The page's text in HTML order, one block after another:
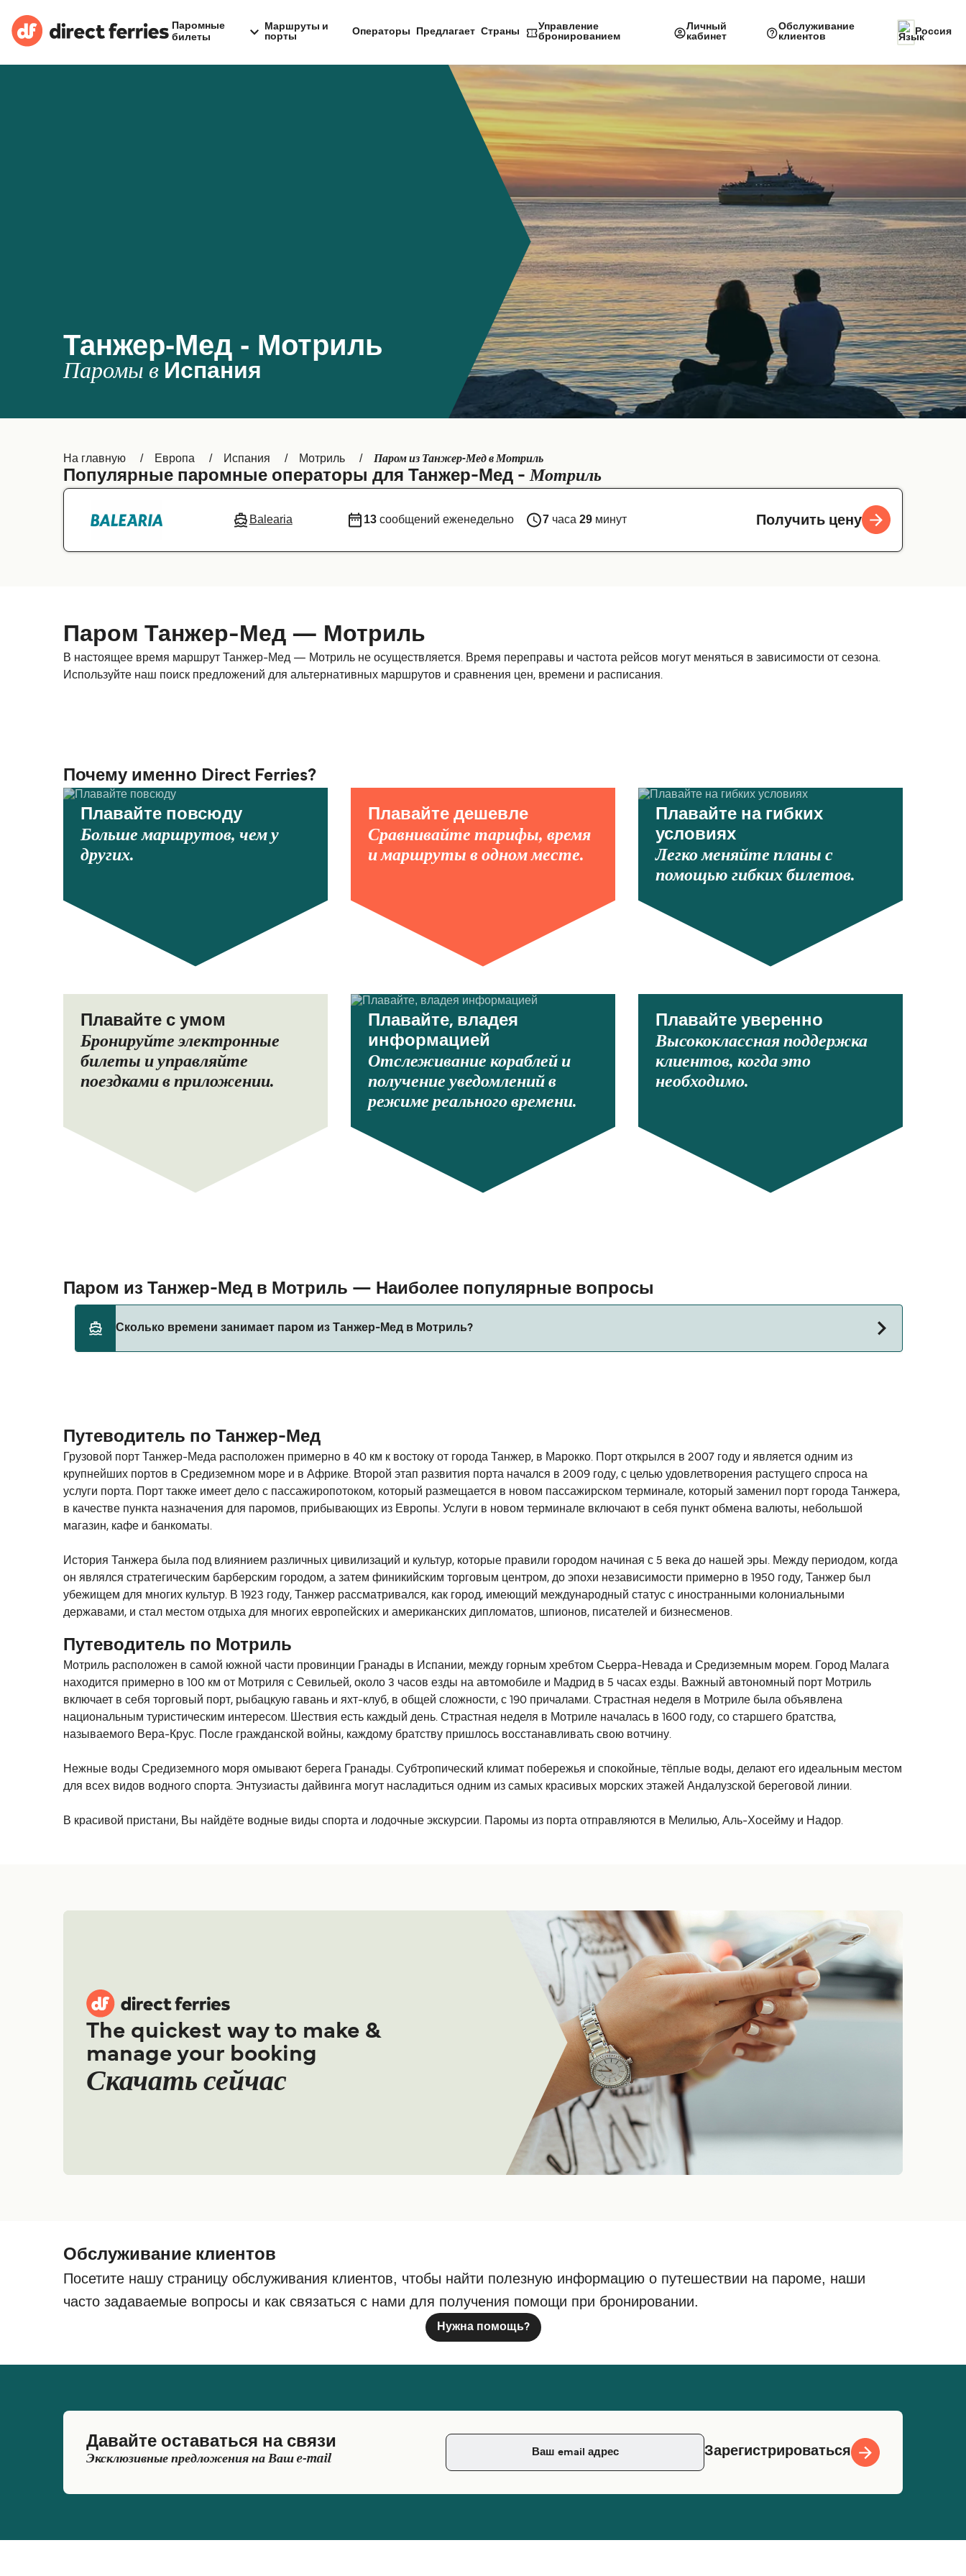
Паромные
билеты
Маршруты и
порты
Операторы Предлагает Страны
Управление
бронированием
Личный
кабинет
Обслуживание
клиентов
Россия
Танжер-Мед - Мотриль
Паромы в Испания
На главную Европа Испания Мотриль Паром из Танжер-Мед в Мотриль
Популярные паромные операторы для Танжер-Мед -Мотриль
Balearia 13 сообщений еженедельно 7 часа29 минут Получить цену
Паром Танжер-Мед — Мотриль
В настоящее время маршрут Танжер-Мед — Мотриль не осуществляется. Время переправы и частота рейсов могут меняться в зависимости от сезона.
Используйте наш поиск предложений для альтернативных маршрутов и сравнения цен, времени и расписания.
Почему именно Direct Ferries?
Плавайте повсюду
Больше маршрутов, чем у
других.
Плавайте дешевле
Сравнивайте тарифы, время
и маршруты в одном месте.
Плавайте на гибких
условиях
Легко меняйте планы с
помощью гибких билетов.
Плавайте с умом
Бронируйте электронные
билеты и управляйте
поездками в приложении.
Плавайте, владея
информацией
Отслеживание кораблей и
получение уведомлений в
режиме реального времени.
Плавайте уверенно
Высококлассная поддержка
клиентов, когда это
необходимо.
Паром из Танжер-Мед в Мотриль — Наиболее популярные вопросы
Сколько времени занимает паром из Танжер-Мед в Мотриль?
Путеводитель по Танжер-Мед
Грузовой порт Танжер-Меда расположен примерно в 40 км к востоку от города Танжер, в Марокко. Порт открылся в 2007 году и является одним из
крупнейших портов в Средиземном море и в Африке. Второй этап развития порта начался в 2009 году, с целью удовлетворения растущего спроса на
услуги порта. Порт также имеет дело с пассажиропотоком, который размещается в новом пассажирском терминале, который заменил порт города Танжера,
в качестве пункта назначения для паромов, прибывающих из Европы. Услуги в новом терминале включают в себя пункт обмена валюты, небольшой
магазин, кафе и банкоматы.
История Танжера была под влиянием различных цивилизаций и культур, которые правили городом начиная с 5 века до нашей эры. Между периодом, когда
он являлся стратегическим барберским городом, а затем финикийским торговым центром, до эпохи независимости примерно в 1950 году, Танжер был
убежищем для многих культур. В 1923 году, Танжер рассматривался, как город, имеющий международный статус с иностранными колониальными
державами, и стал местом отдыха для многих европейских и американских дипломатов, шпионов, писателей и бизнесменов.
Путеводитель по Мотриль
Мотриль расположен в самой южной части провинции Гранады в Испании, между горным хребтом Сьерра-Невада и Средиземным морем. Город Малага
находится примерно в 100 км от Мотриля с Севильей, около 3 часов езды на автомобиле и Мадрид в 5 часах езды. Важный автономный порт Мотриль
включает в себя торговый порт, рыбацкую гавань и яхт-клуб, в общей сложности, с 190 причалами. Страстная неделя в Мотриле была объявлена
национальным туристическим интересом. Шествия есть каждый день. Страстная неделя в Мотриле началась в 1600 году, со старшего братства,
называемого Вера-Крус. После гражданской войны, каждому братству пришлось восстанавливать свою вотчину.
Нежные воды Средиземного моря омывают берега Гранады. Субтропический климат побережья и спокойные, тёплые воды, делают его идеальным местом
для всех видов водного спорта. Энтузиасты дайвинга могут насладиться одним из самых красивых морских этажей Андалузской береговой линии.
В красивой пристани, Вы найдёте водные виды спорта и лодочные экскурсии. Паромы из порта отправляются в Мелилью, Аль-Хосейму и Надор.
The quickest way to make &
manage your booking
Скачать сейчас
Обслуживание клиентов
Посетите нашу страницу обслуживания клиентов, чтобы найти полезную информацию о путешествии на пароме, наши
часто задаваемые вопросы и как связаться с нами для получения помощи при бронировании.
Нужна помощь?
Давайте оставаться на связи
Эксклюзивные предложения на Ваш e-mail Зарегистрироваться